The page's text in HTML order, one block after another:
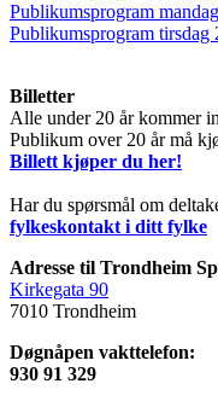
Publikumsprogram
Publikumsprogram tirsdag
Billetter
Alle under 20 år kommer
Publikum over 20 år må
Billett kjøper du her!
Har du spørsmål om
fylkeskontakt i ditt fylke
Adresse til Trondheim
Kirkegata 90
7010 Trondheim
Døgnåpen vakttelefon:
930 91 329